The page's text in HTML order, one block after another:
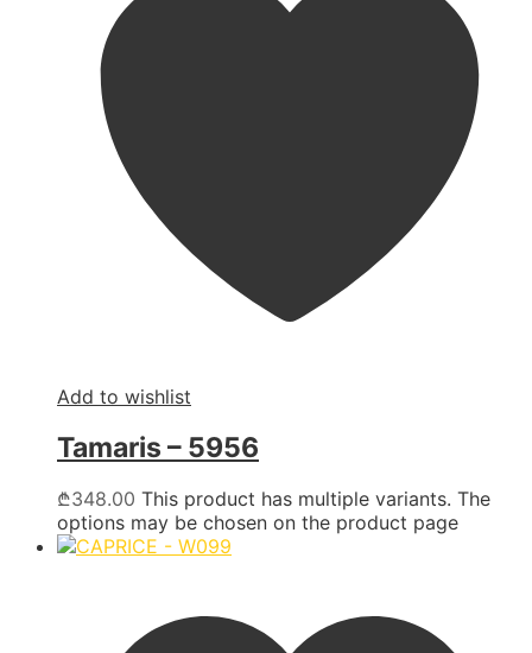
Add to wishlist
Tamaris – 5956
₾348.00 This product has multiple variants. The
options may be chosen on the product page